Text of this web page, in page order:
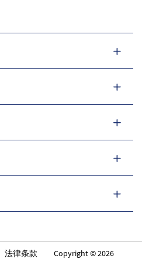
法律条款 Copyright © 2026